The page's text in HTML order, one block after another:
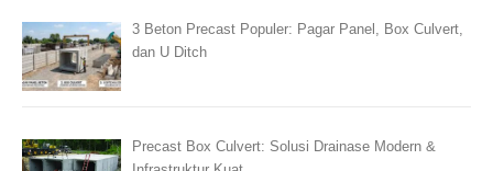
3 Beton Precast Populer: Pagar Panel, Box Culvert,
dan U Ditch
Precast Box Culvert: Solusi Drainase Modern &